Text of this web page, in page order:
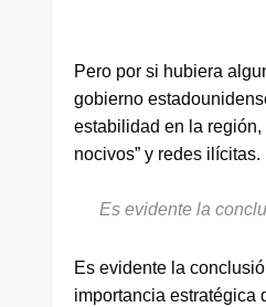
Pero por si hubiera
gobierno
estabilidad en la
nocivos” y redes ilícitas.
Es evidente la
Es evidente la
importancia estratégica